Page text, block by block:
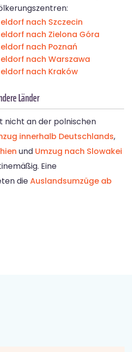
nach Szczecin
nach Zielona Góra
nach Poznań
nach Warszawa
nach Kraków
Länder
nicht an der polnischen
innerhalb Deutschlands,
und Umzug nach Slowakei
Eine
dieAuslandsumzüge ab